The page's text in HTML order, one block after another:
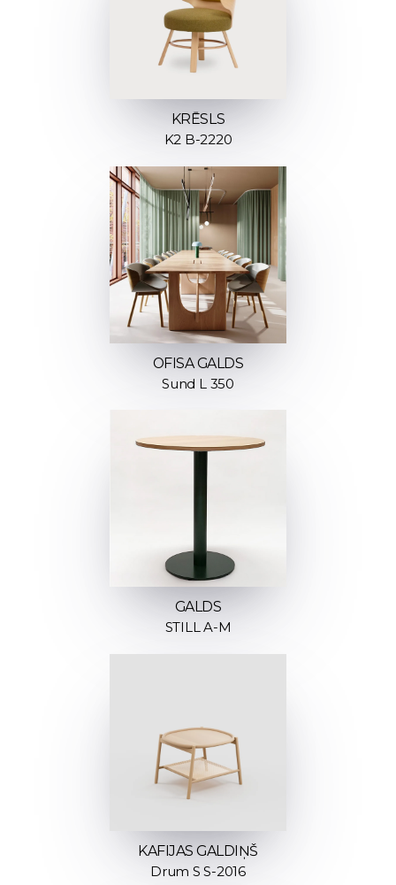
KRĒSLS
K2 B-2220
OFISA GALDS
Sund L 350
GALDS
STILL A-M
KAFIJAS GALDIŅŠ
Drum S S-2016